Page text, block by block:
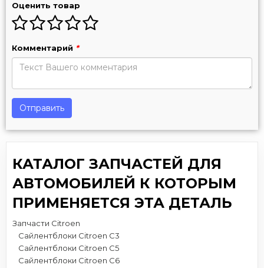
Оценить товар
Комментарий *
Отправить
КАТАЛОГ ЗАПЧАСТЕЙ ДЛЯ
АВТОМОБИЛЕЙ К КОТОРЫМ
ПРИМЕНЯЕТСЯ ЭТА ДЕТАЛЬ
Запчасти Citroen
Сайлентблоки Citroen C3
Сайлентблоки Citroen C5
Сайлентблоки Citroen C6